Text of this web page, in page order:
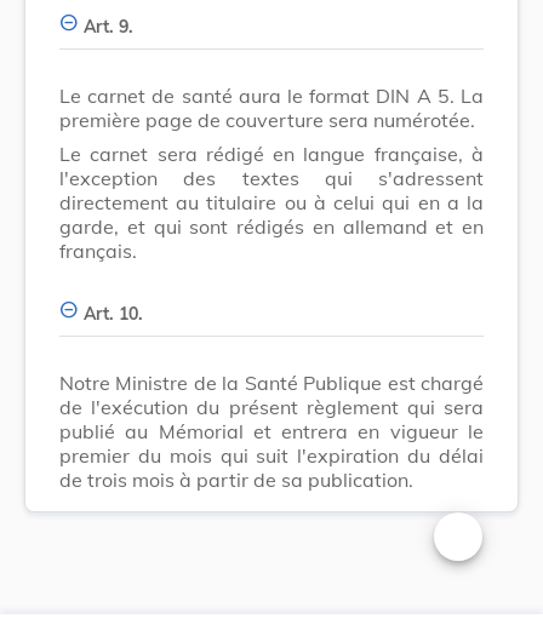
Art. 9.
Le carnet de santé aura le format DIN A 5. La
première page de couverture sera numérotée.
Le carnet sera rédigé en langue française, à
l'exception des textes qui s'adressent
directement au titulaire ou à celui qui en a la
garde, et qui sont rédigés en allemand et en
français.
Art. 10.
Notre Ministre de la Santé Publique est chargé
de l'exécution du présent règlement qui sera
publié au Mémorial et entrera en vigueur le
premier du mois qui suit l'expiration du délai
de trois mois à partir de sa publication.
Changer la